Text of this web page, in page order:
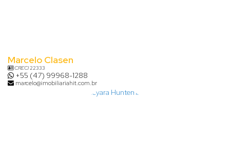
Marcelo Clasen
CRECI22333
+55 (47) 99968-1288
marcelo@imobiliariahit.com.br